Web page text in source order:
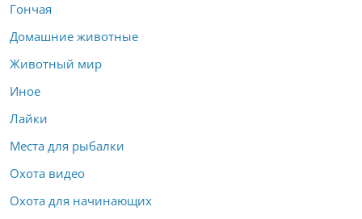
Гончая
Домашние животные
Животный мир
Иное
Лайки
Места для рыбалки
Охота видео
Охота для начинающих